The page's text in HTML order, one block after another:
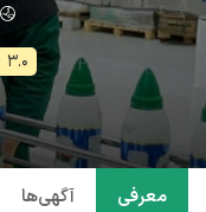
۳.۰
معرفی آگهی‌ها